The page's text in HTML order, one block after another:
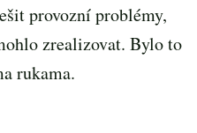
provozní problémy,
zrealizovat. Bylo to
rukama.